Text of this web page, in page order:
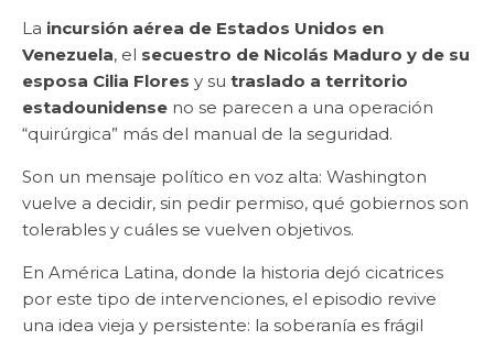
La incursión aérea de Estados Unidos en
Venezuela, el secuestro de Nicolás Maduro y de su
esposa Cilia Flores y su traslado a territorio
estadounidense no se parecen a una operación
“quirúrgica” más del manual de la seguridad.
Son un mensaje político en voz alta: Washington
vuelve a decidir, sin pedir permiso, qué gobiernos son
tolerables y cuáles se vuelven objetivos.
En América Latina, donde la historia dejó cicatrices
por este tipo de intervenciones, el episodio revive
una idea vieja y persistente: la soberanía es frágil